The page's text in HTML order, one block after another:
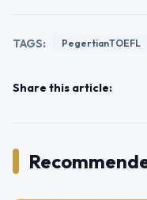
TAGS: PegertianTOEFL
Share this article: